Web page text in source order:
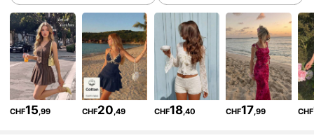
4,82 3.3M Follower
4,82 3.3M Follower
CHF15,99 CHF20,49 CHF18,40 CHF17,99 CHF